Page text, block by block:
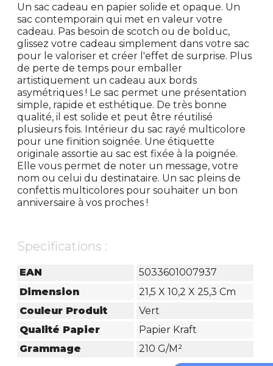
Un sac cadeau en papier solide et opaque. Un
sac contemporain qui met en valeur votre
cadeau. Pas besoin de scotch ou de bolduc,
glissez votre cadeau simplement dans votre sac
pour le valoriser et créer l'effet de surprise. Plus
de perte de temps pour emballer
artistiquement un cadeau aux bords
asymétriques ! Le sac permet une présentation
simple, rapide et esthétique. De très bonne
qualité, il est solide et peut être réutilisé
plusieurs fois. Intérieur du sac rayé multicolore
pour une finition soignée. Une étiquette
originale assortie au sac est fixée à la poignée.
Elle vous permet de noter un message, votre
nom ou celui du destinataire. Un sac pleins de
confettis multicolores pour souhaiter un bon
anniversaire à vos proches !
Specifications :
EAN
5033601007937
Dimension
21,5 X 10,2 X 25,3 Cm
Couleur Produit
Vert
Qualité Papier
Papier Kraft
Grammage
210 G/m²